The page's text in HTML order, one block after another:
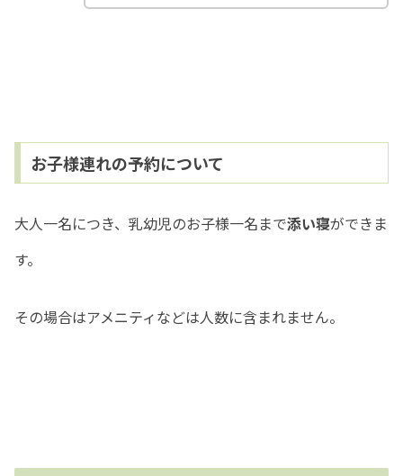
お子様連れの予約について
大人一名につき、乳幼児のお子様一名まで添い寝ができま
す。
その場合はアメニティなどは人数に含まれません。